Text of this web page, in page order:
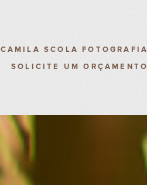
CAMILA SCOLA FOTOGRAFIA
SOLICITE UM ORÇAMENTO